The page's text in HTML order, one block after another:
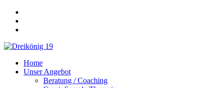
Home
Unser Angebot
Beratung / Coaching